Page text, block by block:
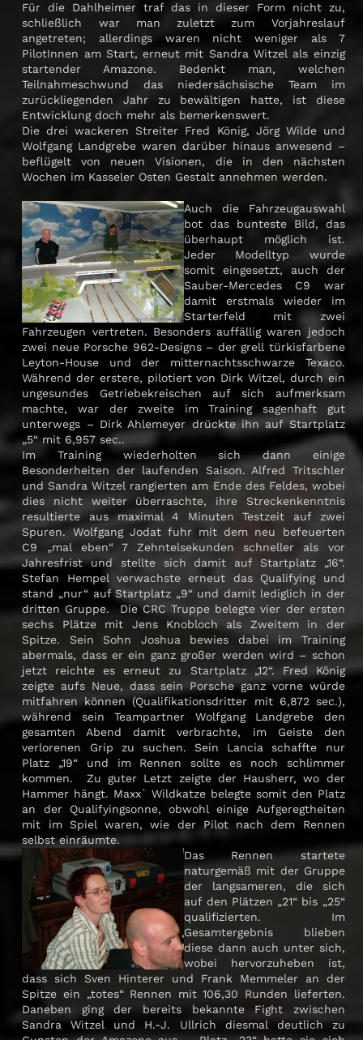
Für die Dahlheimer traf das in dieser Form nicht zu,
schließlich war man zuletzt zum Vorjahreslauf
angetreten; allerdings waren nicht weniger als 7
PilotInnen am Start, erneut mit Sandra Witzel als einzig
startender Amazone. Bedenkt man, welchen
Teilnahmeschwund das niedersächsische Team im
zurückliegenden Jahr zu bewältigen hatte, ist diese
Entwicklung doch mehr als bemerkenswert.
Die drei wackeren Streiter Fred König, Jörg Wilde und
Wolfgang Landgrebe waren darüber hinaus anwesend –
beflügelt von neuen Visionen, die in den nächsten
Wochen im Kasseler Osten Gestalt annehmen werden.
Auch die Fahrzeugauswahl
bot das bunteste Bild, das
überhaupt möglich ist.
Jeder Modelltyp wurde
somit eingesetzt, auch der
Sauber-Mercedes C9 war
damit erstmals wieder im
Starterfeld mit zwei
Fahrzeugen vertreten. Besonders auffällig waren jedoch
zwei neue Porsche 962-Designs – der grell türkisfarbene
Leyton-House und der mitternachtsschwarze Texaco.
Während der erstere, pilotiert von Dirk Witzel, durch ein
ungesundes Getriebekreischen auf sich aufmerksam
machte, war der zweite im Training sagenhaft gut
unterwegs – Dirk Ahlemeyer drückte ihn auf Startplatz
„5“ mit 6,957 sec..
Im Training wiederholten sich dann einige
Besonderheiten der laufenden Saison. Alfred Tritschler
und Sandra Witzel rangierten am Ende des Feldes, wobei
dies nicht weiter überraschte, ihre Streckenkenntnis
resultierte aus maximal 4 Minuten Testzeit auf zwei
Spuren. Wolfgang Jodat fuhr mit dem neu befeuerten
C9 „mal eben“ 7 Zehntelsekunden schneller als vor
Jahresfrist und stellte sich damit auf Startplatz „16“.
Stefan Hempel verwachste erneut das Qualifying und
stand „nur“ auf Startplatz „9“ und damit lediglich in der
dritten Gruppe. Die CRC Truppe belegte vier der ersten
sechs Plätze mit Jens Knobloch als Zweitem in der
Spitze. Sein Sohn Joshua bewies dabei im Training
abermals, dass er ein ganz großer werden wird – schon
jetzt reichte es erneut zu Startplatz „12“. Fred König
zeigte aufs Neue, dass sein Porsche ganz vorne würde
mitfahren können (Qualifikationsdritter mit 6,872 sec.),
während sein Teampartner Wolfgang Landgrebe den
gesamten Abend damit verbrachte, im Geiste den
verlorenen Grip zu suchen. Sein Lancia schaffte nur
Platz „19“ und im Rennen sollte es noch schlimmer
kommen. Zu guter Letzt zeigte der Hausherr, wo der
Hammer hängt. Maxx` Wildkatze belegte somit den Platz
an der Qualifyingsonne, obwohl einige Aufgeregtheiten
mit im Spiel waren, wie der Pilot nach dem Rennen
selbst einräumte.
Das Rennen startete
naturgemäß mit der Gruppe
der langsameren, die sich
auf den Plätzen „21“ bis „25“
qualifizierten. Im
Gesamtergebnis blieben
diese dann auch unter sich,
wobei hervorzuheben ist,
dass sich Sven Hinterer und Frank Memmeler an der
Spitze ein „totes“ Rennen mit 106,30 Runden lieferten.
Daneben ging der bereits bekannte Fight zwischen
Sandra Witzel und H.-J. Ullrich diesmal deutlich zu